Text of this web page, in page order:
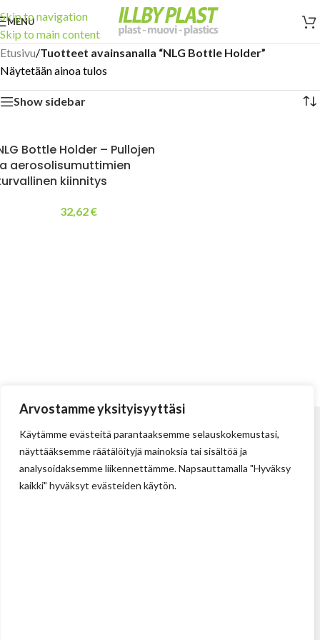
Arvostamme yksityisyyttäsi
Käytämme evästeitä parantaaksemme selauskokemustasi,
näyttääksemme räätälöityjä mainoksia tai sisältöä ja
analysoidaksemme liikennettämme. Napsauttamalla "Hyväksy
kaikki" hyväksyt evästeiden käytön.
Skip to navigation
Skip to main content
MENU
Etusivu/Tuotteet avainsanalla “NLG Bottle Holder”
Näytetään ainoa tulos
Show sidebar
Bottle Holder – Pullojen
aerosolisumuttimien
kiinnitys
32,62€